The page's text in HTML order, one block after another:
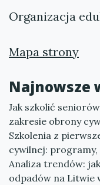
Organizacja
Mapa strony
Najnowsze
Jak szkolić
zakresie obrony
Szkolenia z
cywilnej:
Analiza trendów:
odpadów na Litwie